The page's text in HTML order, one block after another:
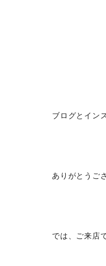
ブログとイン
ありがとうご
では、ご来店